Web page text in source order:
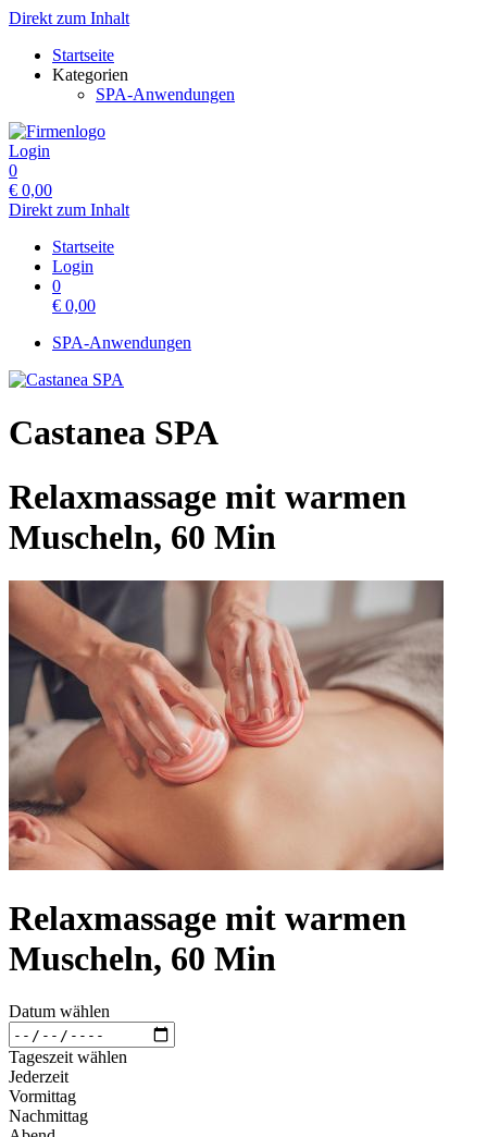
Direkt zum Inhalt
Startseite
Kategorien
SPA-Anwendungen
Login
0
€ 0,00
Direkt zum Inhalt
Startseite
Login
0
€ 0,00
SPA-Anwendungen
Castanea SPA
Relaxmassage mit warmen
Muscheln, 60 Min
Relaxmassage mit warmen
Muscheln, 60 Min
Datum wählen
Tageszeit wählen
Jederzeit
Vormittag
Nachmittag